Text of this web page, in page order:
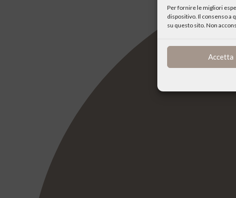
Per fornire le migliori
dispositivo. Il consenso a
su questo sito. Non
Accetta